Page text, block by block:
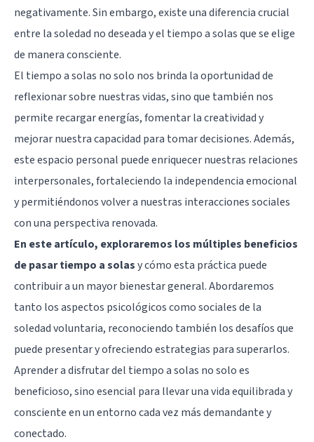
negativamente. Sin embargo, existe una diferencia crucial
entre la soledad no deseada y el tiempo a solas que se elige
de manera consciente.
El tiempo a solas no solo nos brinda la oportunidad de
reflexionar sobre nuestras vidas, sino que también nos
permite recargar energías, fomentar la creatividad y
mejorar nuestra capacidad para tomar decisiones. Además,
este espacio personal puede enriquecer nuestras relaciones
interpersonales, fortaleciendo la independencia emocional
y permitiéndonos volver a nuestras interacciones sociales
con una perspectiva renovada.
En este artículo, exploraremos los múltiples beneficios
de pasar tiempo a solasy cómo esta práctica puede
contribuir a un mayor bienestar general. Abordaremos
tanto los aspectos psicológicos como sociales de la
soledad voluntaria, reconociendo también los desafíos que
puede presentar y ofreciendo estrategias para superarlos.
Aprender a disfrutar del tiempo a solas no solo es
beneficioso, sino esencial para llevar una vida equilibrada y
consciente en un entorno cada vez más demandante y
conectado.